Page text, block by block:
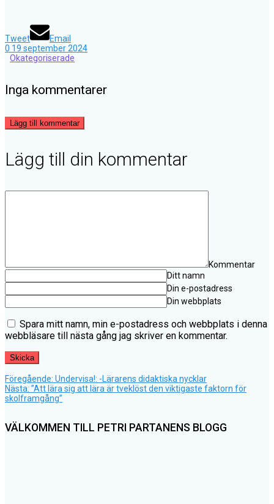
Tweet
Email
0 19 september 2024
Okategoriserade
Inga kommentarer
Lägg till kommentar
Lägg till din kommentar
Kommentar
Ditt namn
Din e-postadress
Din webbplats
Spara mitt namn, min e-postadress och webbplats i denna
webbläsare till nästa gång jag skriver en kommentar.
Inläggsnavigering
Föregående: Föregående
inlägg:
Undervisa!: -Lärarens didaktiska nycklar
Nästa: Nästa
inlägg:
”Att lära sig att lära är tveklöst den viktigaste faktorn för
skolframgång”
VÄLKOMMEN TILL PETRI PARTANENS BLOGG